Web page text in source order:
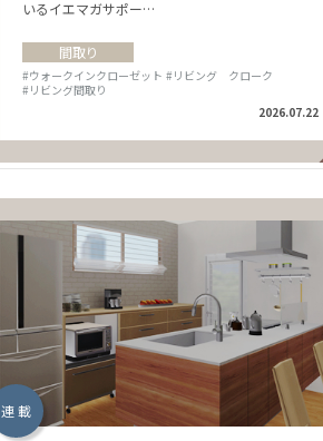
いるイエマガサポー…
間取り
#ウォークインクローゼット #リビング クローク
#リビング間取り
2026.07.22
連 載